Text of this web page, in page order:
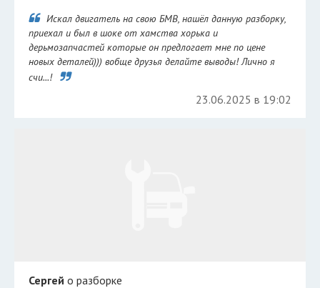
Искал двигатель на свою БМВ, нашёл данную разборку,
приехал и был в шоке от хамства хорька и
дерьмозапчастей которые он предлогает мне по цене
новых деталей))) вобще друзья делайте выводы! Лично я
счи...!
23.06.2025 в 19:02
Сергей о разборке